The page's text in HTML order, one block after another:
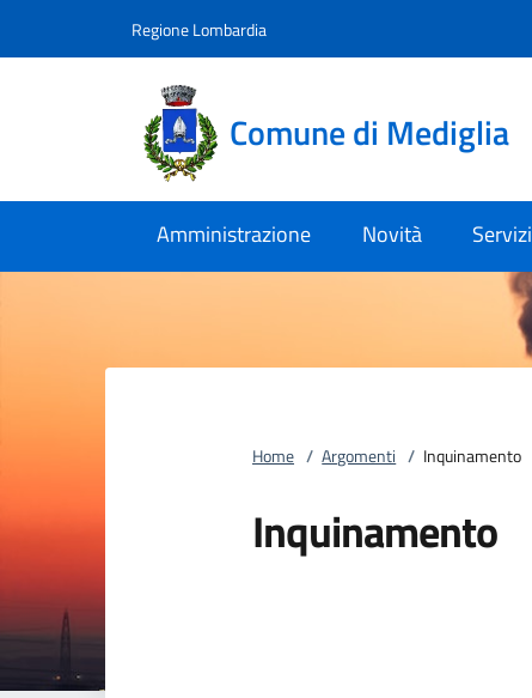
Regione Lombardia
Comune di Mediglia
Amministrazione Novità Servizi
Home / Argomenti / Inquinamento
Inquinamento